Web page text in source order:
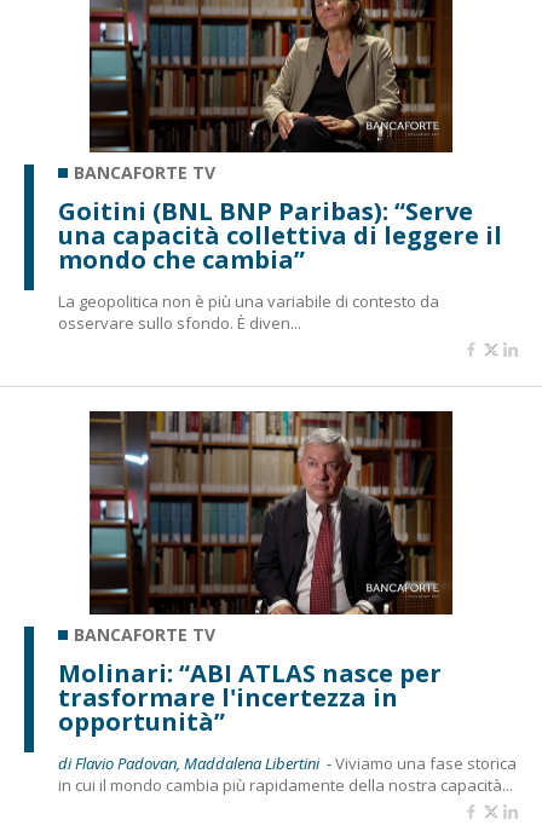
BANCAFORTE TV
Goitini (BNL BNP Paribas): “Serve
una capacità collettiva di leggere il
mondo che cambia”
La geopolitica non è più una variabile di contesto da
osservare sullo sfondo. È diven...
BANCAFORTE TV
Molinari: “ABI ATLAS nasce per
trasformare l'incertezza in
opportunità”
di Flavio Padovan, Maddalena Libertini -Viviamo una fase storica
in cui il mondo cambia più rapidamente della nostra capacità...